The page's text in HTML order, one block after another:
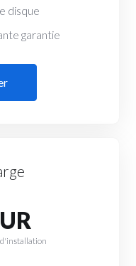
disque
garantie